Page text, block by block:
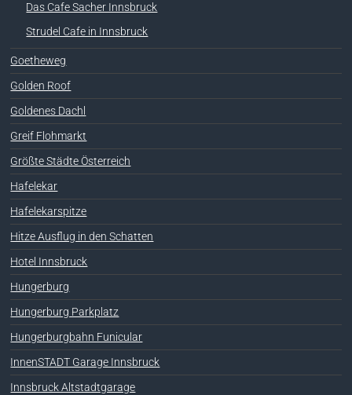
Das Cafe Sacher Innsbruck
Strudel Cafe in Innsbruck
Goetheweg
Golden Roof
Goldenes Dachl
Greif Flohmarkt
Größte Städte Österreich
Hafelekar
Hafelekarspitze
Hitze Ausflug in den Schatten
Hotel Innsbruck
Hungerburg
Hungerburg Parkplatz
Hungerburgbahn Funicular
InnenSTADT Garage Innsbruck
Innsbruck Altstadtgarage